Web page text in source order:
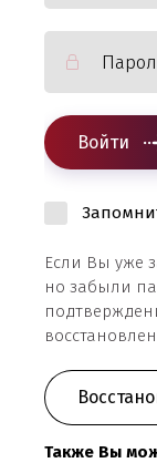
Войти
Если Вы уже
но забыли
Также Вы